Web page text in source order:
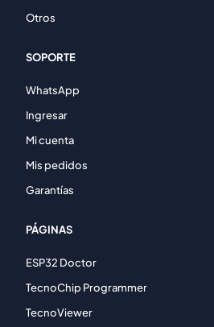
Otros
SOPORTE
WhatsApp
Ingresar
Mi cuenta
Mis pedidos
Garantías
PÁGINAS
ESP32 Doctor
TecnoChip Programmer
TecnoViewer